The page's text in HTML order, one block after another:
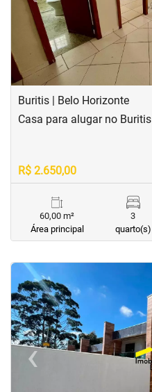
Buritis | Belo Horizonte
Casa para alugar no Buritis
R$ 2.650,00
60,00 m²
Área principal
3
quarto(s)
< <<
‹Previous